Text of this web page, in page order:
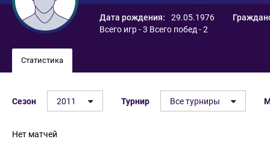
Дата рождения: 29.05.1976
Всего игр - 3 Всего побед - 2
Статистика
Сезон 2011 Турнир Все турниры
Нет матчей